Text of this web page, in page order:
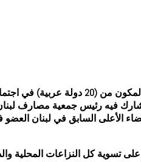
فيه رئيس جمعية مصارف لبنان
الأعلى السابق في لبنان العضو
تسوية كل النزاعات المحلية